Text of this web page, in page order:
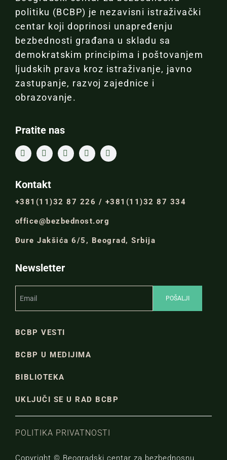
politiku (BCBP) je nezavisni istraživački
centar koji doprinosi unapređenju
bezbednosti građana u skladu sa
demokratskim principima i poštovanjem
ljudskih prava kroz istraživanje, javno
zastupanje, razvoj zajednice i
obrazovanje.
Pratite nas
Kontakt
+381(11)32 87 226 / +381(11)32 87 334
office@bezbednost.org
Đure Jakšića 6/5, Beograd, Srbija
Newsletter
BCBP VESTI
BCBP U MEDIJIMA
BIBLIOTEKA
UKLJUČI SE U RAD BCBP
POLITIKA PRIVATNOSTI
Copyright © Beogradski centar za bezbednosnu